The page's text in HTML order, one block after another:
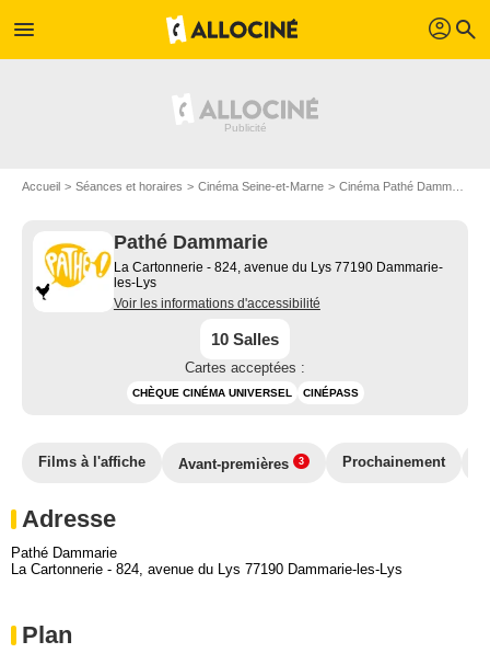
menu profil search
Accueil Séances et horaires Cinéma Seine-et-Marne Cinéma Pathé Dammarie
Pathé Dammarie
La Cartonnerie - 824, avenue du Lys 77190 Dammarie-
les-Lys
Voir les informations d'accessibilité
10 Salles
Cartes acceptées :
CHÈQUE CINÉMA UNIVERSEL CINÉPASS
Films à l'affiche Avant-premières 3 Prochainement
Adresse
Pathé Dammarie
La Cartonnerie - 824, avenue du Lys 77190 Dammarie-les-Lys
Plan